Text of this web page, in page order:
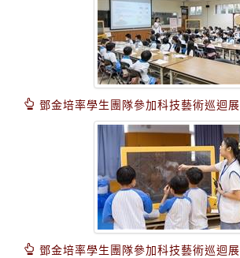
鄧金培率學生團隊參加科技藝術巡迴展
鄧金培率學生團隊參加科技藝術巡迴展